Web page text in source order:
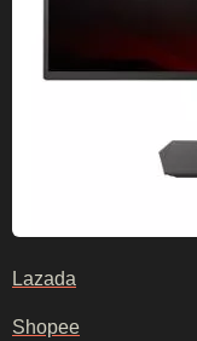
Lazada
Shopee